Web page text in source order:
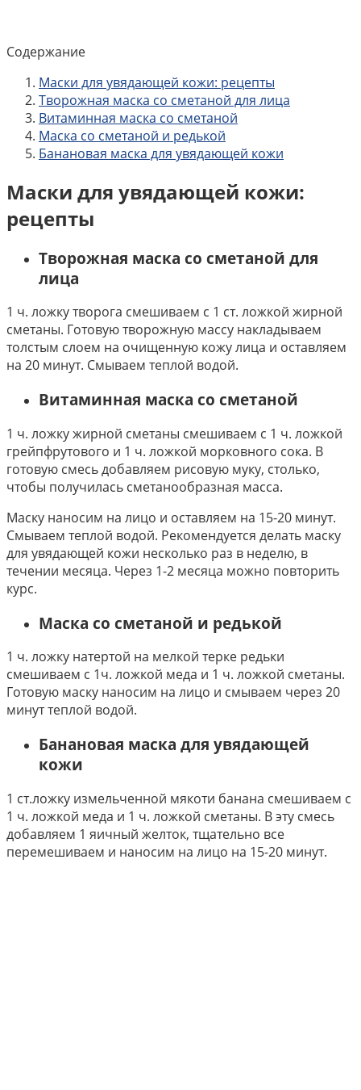
Содержание
Маски для увядающей кожи: рецепты
Творожная маска со сметаной для лица
Витаминная маска со сметаной
Маска со сметаной и редькой
Банановая маска для увядающей кожи
Маски для увядающей кожи:
рецепты
Творожная маска со сметаной для
лица
1 ч. ложку творога смешиваем с 1 ст. ложкой жирной
сметаны. Готовую творожную массу накладываем
толстым слоем на очищенную кожу лица и оставляем
на 20 минут. Смываем теплой водой.
Витаминная маска со сметаной
1 ч. ложку жирной сметаны смешиваем с 1 ч. ложкой
грейпфрутового и 1 ч. ложкой морковного сока. В
готовую смесь добавляем рисовую муку, столько,
чтобы получилась сметанообразная масса.
Маску наносим на лицо и оставляем на 15-20 минут.
Смываем теплой водой. Рекомендуется делать маску
для увядающей кожи несколько раз в неделю, в
течении месяца. Через 1-2 месяца можно повторить
курс.
Маска со сметаной и редькой
1 ч. ложку натертой на мелкой терке редьки
смешиваем с 1ч. ложкой меда и 1 ч. ложкой сметаны.
Готовую маску наносим на лицо и смываем через 20
минут теплой водой.
Банановая маска для увядающей
кожи
1 ст.ложку измельченной мякоти банана смешиваем с
1 ч. ложкой меда и 1 ч. ложкой сметаны. В эту смесь
добавляем 1 яичный желток, тщательно все
перемешиваем и наносим на лицо на 15-20 минут.